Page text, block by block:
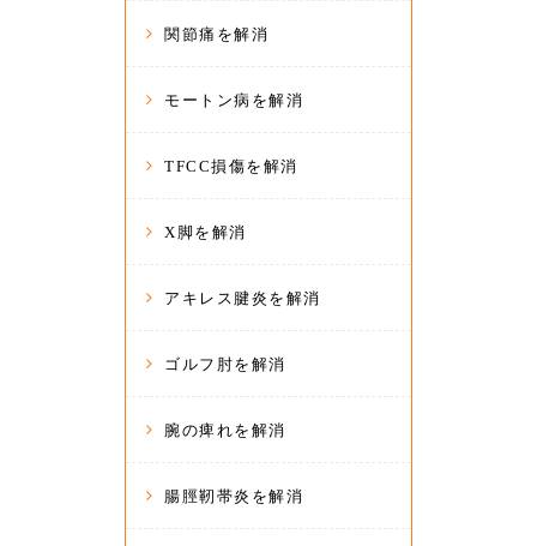
関節痛を解消
モートン病を解消
TFCC損傷を解消
X脚を解消
アキレス腱炎を解消
ゴルフ肘を解消
腕の痺れを解消
腸脛靭帯炎を解消